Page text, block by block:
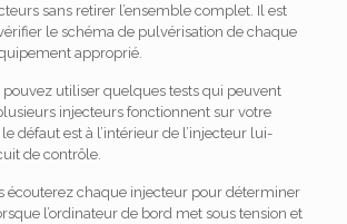
sans retirer l’ensemble complet. Il est
le schéma de pulvérisation de chaque
approprié.
pouvez utiliser quelques tests qui peuvent
injecteurs fonctionnent sur votre
défaut est à l’intérieur de l’injecteur lui-
de contrôle.
écouterez chaque injecteur pour déterminer
l’ordinateur de bord met sous tension et